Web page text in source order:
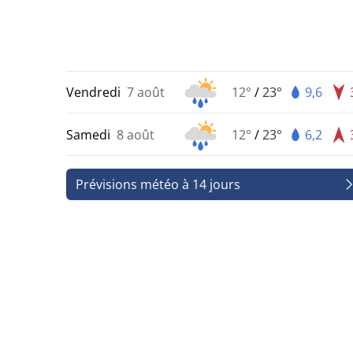
Vendredi 7 août 12° /23° 9,6
Samedi 8 août 12° /23° 6,2
Prévisions météo à 14 jours